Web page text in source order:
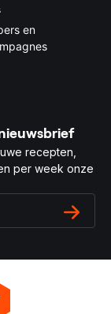
en
recepten,
per week onze